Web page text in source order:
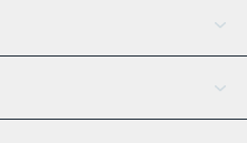
Assistente de IA